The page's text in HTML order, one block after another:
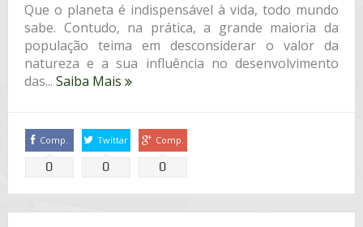
Que o planeta é indispensável à vida, todo mundo
sabe. Contudo, na prática, a grande maioria da
população teima em desconsiderar o valor da
natureza e a sua influência no desenvolvimento
das... Saiba Mais
Comp.
0
Twittar
0
Comp.
0